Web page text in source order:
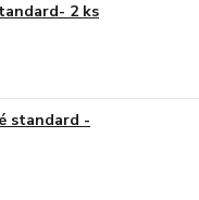
2 ks
standard -